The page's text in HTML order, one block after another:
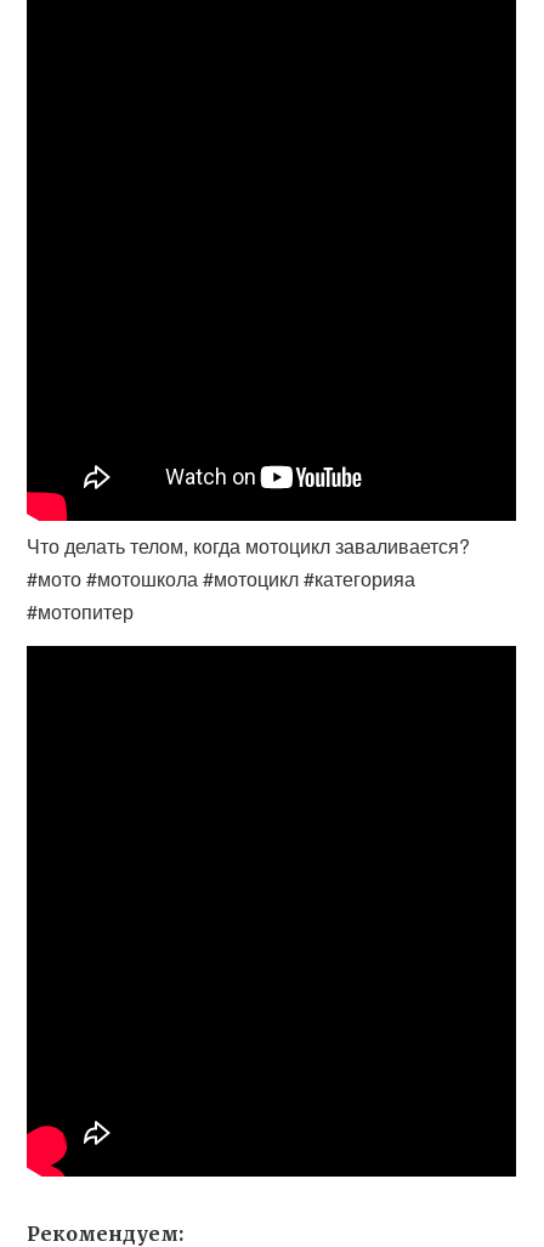
Что делать телом, когда мотоцикл заваливается?
#мото #мотошкола #мотоцикл #категорияа
#мотопитер
Рекомендуем: